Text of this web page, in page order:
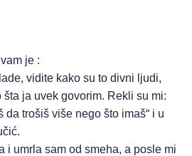
je :
vidite kako su to divni ljudi,
ja uvek govorim. Rekli su mi:
da trošiš više nego što imaš“ i u
i umrla sam od smeha, a posle mi